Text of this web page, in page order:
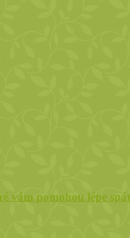
vám pomohou lépe spát